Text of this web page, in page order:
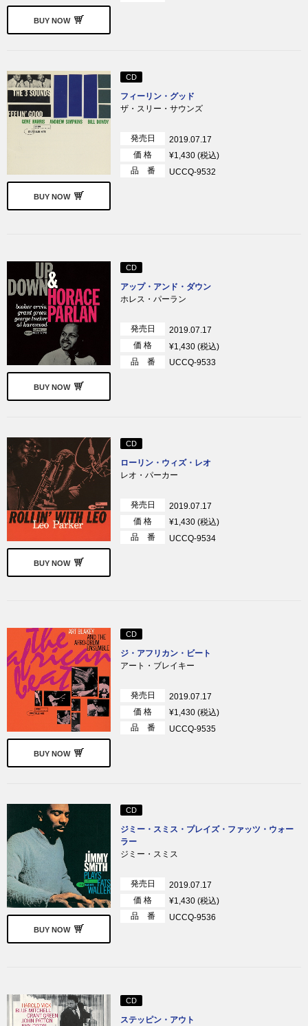
BUY NOW
BUY NOW
CD
フィーリン・グッド
ザ・スリー・サウンズ
発売日
2019.07.17
価 格
¥1,430 (税込)
品 番
UCCQ-9532
BUY NOW
CD
アップ・アンド・ダウン
ホレス・パーラン
発売日
2019.07.17
価 格
¥1,430 (税込)
品 番
UCCQ-9533
BUY NOW
CD
ローリン・ウィズ・レオ
レオ・パーカー
発売日
2019.07.17
価 格
¥1,430 (税込)
品 番
UCCQ-9534
BUY NOW
CD
ジ・アフリカン・ビート
アート・ブレイキー
発売日
2019.07.17
価 格
¥1,430 (税込)
品 番
UCCQ-9535
BUY NOW
CD
ジミー・スミス・プレイズ・ファッツ・ウォー
ラー
ジミー・スミス
発売日
2019.07.17
価 格
¥1,430 (税込)
品 番
UCCQ-9536
CD
ステッピン・アウト